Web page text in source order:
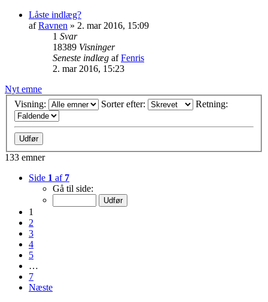
Låste indlæg?
afRavnen » 2. mar 2016, 15:09
1 Svar
18389 Visninger
Seneste indlæg afFenris
2. mar 2016, 15:23
Nyt emne
Visning:
Sorter efter: Retning:
133 emner
Side 1 af 7
Gå til side:
1
2
3
4
5
…
7
Næste